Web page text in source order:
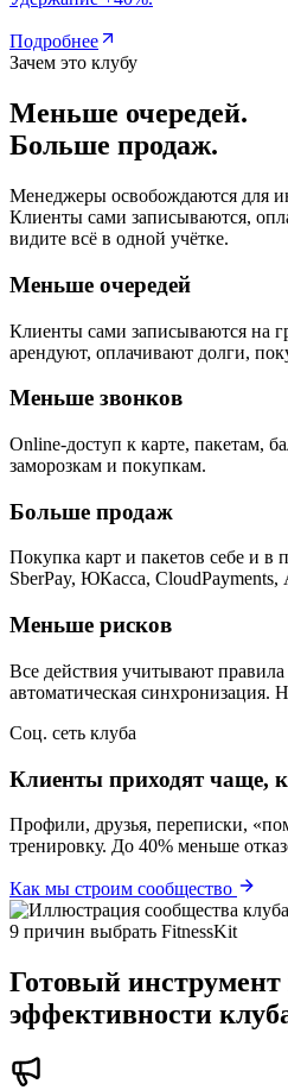
Подробнее
Зачем это клубу
Меньше очередей.
Больше продаж.
Менеджеры освобождаются для
Клиенты сами записываются,
видите всё в одной учётке.
Меньше очередей
Клиенты сами записываются на
арендуют, оплачивают долги,
Меньше звонков
Online-доступ к карте, пакетам,
заморозкам и покупкам.
Больше продаж
Покупка карт и пакетов себе и в
SberPay, ЮКасса, CloudPayments,
Меньше рисков
Все действия учитывают правила
автоматическая синхронизация.
Соц. сеть клуба
Клиенты приходят чаще,
Профили, друзья, переписки,
тренировку. До 40% меньше
Как мы строим сообщество
9 причин выбрать FitnessKit
Готовый
эффективности